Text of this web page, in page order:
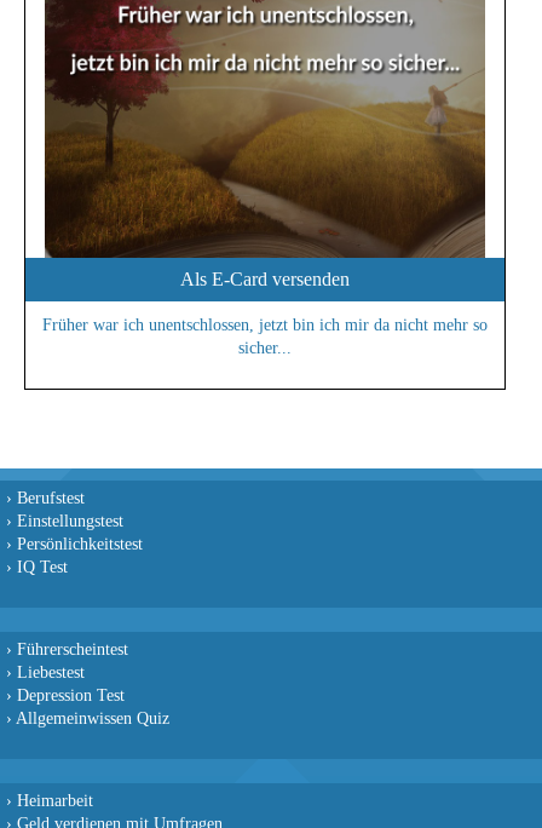
Als E-Card versenden
Früher war ich unentschlossen, jetzt bin ich mir da nicht mehr so
sicher...
› Berufstest
› Einstellungstest
› Persönlichkeitstest
› IQ Test
› Führerscheintest
› Liebestest
› Depression Test
› Allgemeinwissen Quiz
› Heimarbeit
› Geld verdienen mit Umfragen